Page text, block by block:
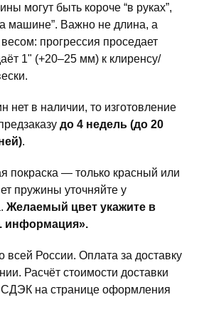
могут быть короче “в руках”,
машине”. Важно не длина, а
прогрессия проседает
1" (+20–25 мм) к клиренсу/
нет в наличии, то изготовление
до 4 недель (до 20
.
покраска — только красный или
пружины уточняйте у
Желаемый цвет укажите в
информация».
всей России. Оплата за доставку
Расчёт стоимости доставки
на странице оформления